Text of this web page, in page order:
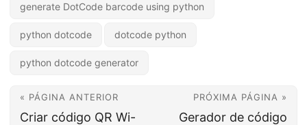
generate DotCode barcode using python
python dotcode dotcode python
python dotcode generator
« PÁGINA ANTERIOR
Criar código QR Wi-
PRÓXIMA PÁGINA »
Gerador de código